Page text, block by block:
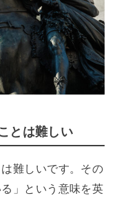
とは難しい
難しいです。その
」という意味を英